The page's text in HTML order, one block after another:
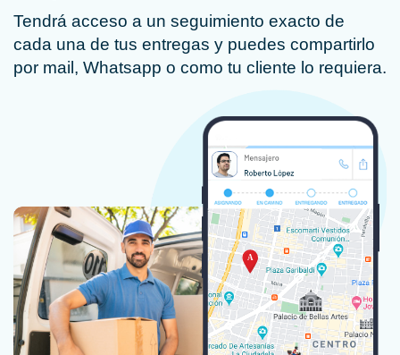
Tendrá acceso a un seguimiento exacto de
cada una de tus entregas y puedes compartirlo
por mail, Whatsapp o como tu cliente lo requiera.